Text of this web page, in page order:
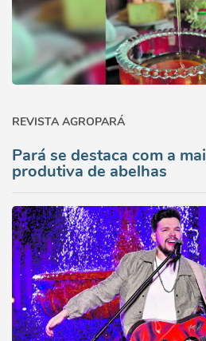
REVISTA AGROPARÁ
Pará se destaca com a
produtiva de abelhas